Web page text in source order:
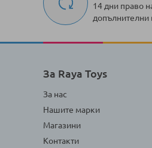
14 дни право
допълнителни
За Raya Toys
За нас
Нашите марки
Магазини
Контакти